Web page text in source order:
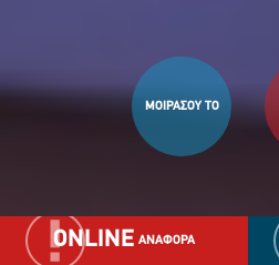
ΜΟΙΡΑΣΟΥ ΤΟ
ONLINE ΑΝΑΦΟΡΑ